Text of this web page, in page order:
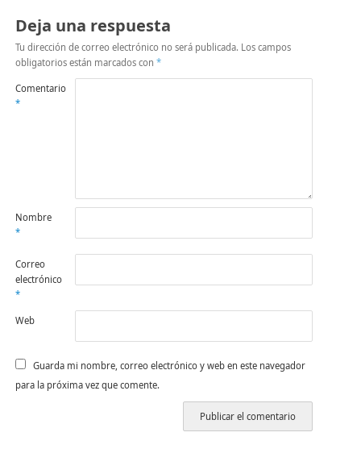
Deja una respuesta
Tu dirección de correo electrónico no será publicada. Los campos
obligatorios están marcados con *
Comentario
*
Nombre
*
Correo
electrónico
*
Web
Guarda mi nombre, correo electrónico y web en este navegador
para la próxima vez que comente.